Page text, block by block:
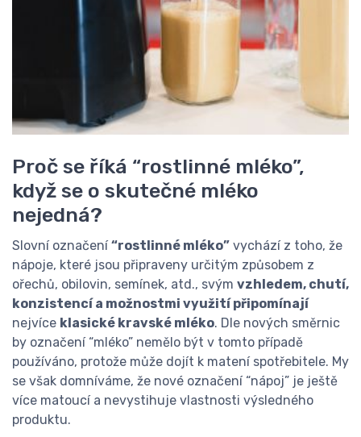
Proč se říká “rostlinné mléko”,
když se o skutečné mléko
nejedná?
Slovní označení“rostlinné mléko” vychází z toho, že
nápoje, které jsou připraveny určitým způsobem z
ořechů, obilovin, semínek, atd., svým vzhledem, chutí,
konzistencí a možnostmi využití připomínají
nejvíce klasické kravské mléko. Dle nových směrnic
by označení “mléko” nemělo být v tomto případě
používáno, protože může dojít k matení spotřebitele. My
se však domníváme, že nové označení “nápoj” je ještě
více matoucí a nevystihuje vlastnosti výsledného
produktu.